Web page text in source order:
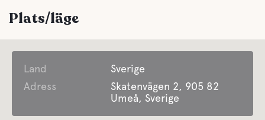
Handikappvänligt
Erbjuder Säsongscamping
Samtliga platser på campingen hyrs ut endast till gäster
Plats/läge
Land
Sverige
Adress
Skatenvägen 2, 905 82
Umeå, Sverige